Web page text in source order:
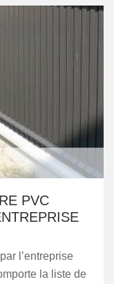
PVC
l’entreprise
la liste de